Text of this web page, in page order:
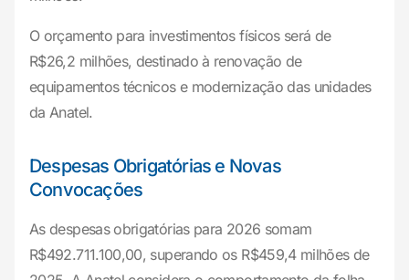
O orçamento para investimentos físicos será de
R$26,2 milhões, destinado à renovação de
equipamentos técnicos e modernização das unidades
da Anatel.
Despesas Obrigatórias e Novas
Convocações
As despesas obrigatórias para 2026 somam
R$492.711.100,00, superando os R$459,4 milhões de